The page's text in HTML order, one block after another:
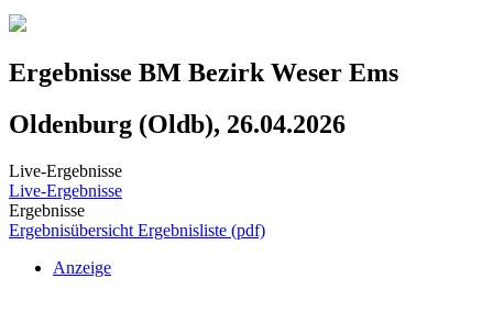
Ergebnisse BM Bezirk Weser Ems
Oldenburg (Oldb), 26.04.2026
Live-Ergebnisse
Live-Ergebnisse
Ergebnisse
Ergebnisübersicht Ergebnisliste (pdf)
Anzeige